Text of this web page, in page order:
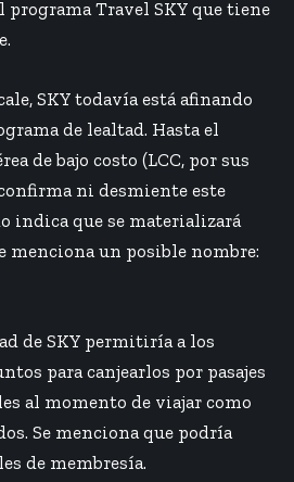
programa Travel SKY que tiene
, SKY todavía está afinando
de lealtad. Hasta el
de bajo costo (LCC, por sus
ni desmiente este
indica que se materializará
menciona un posible nombre:
de SKY permitiría a los
para canjearlos por pasajes
al momento de viajar como
Se menciona que podría
de membresía.